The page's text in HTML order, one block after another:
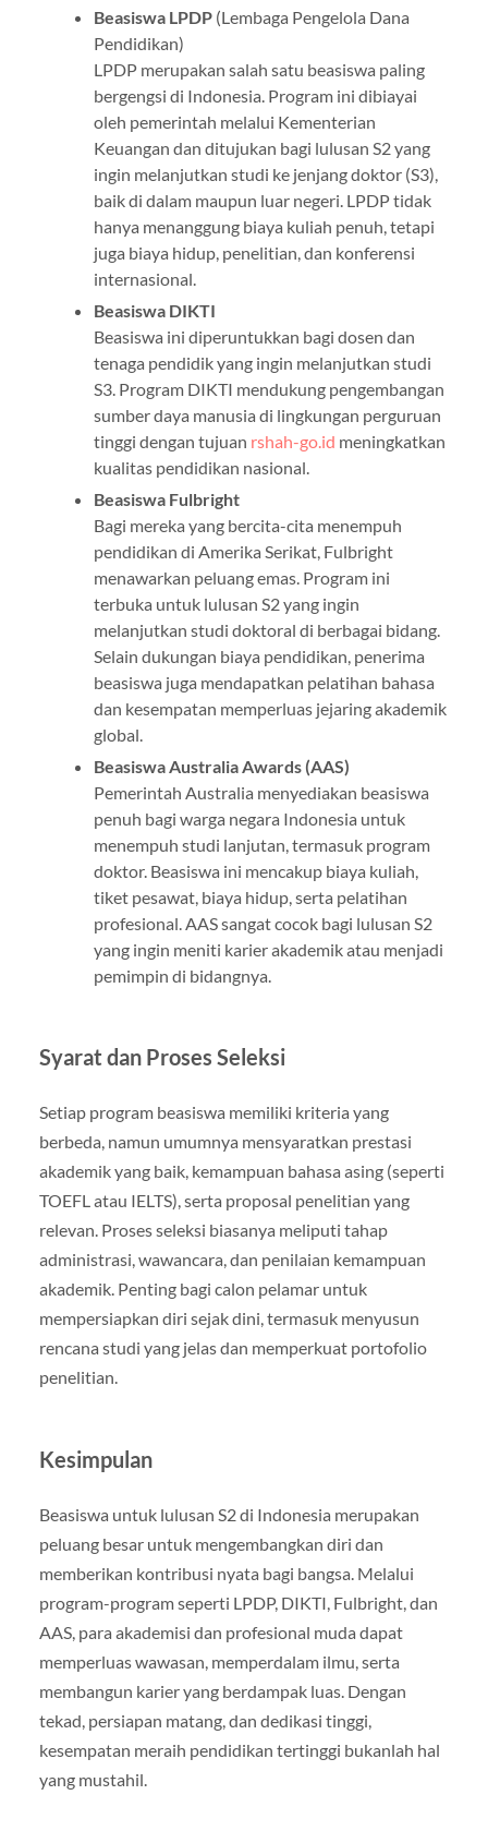
Beasiswa LPDP(Lembaga Pengelola Dana
Pendidikan)
LPDP merupakan salah satu beasiswa paling
bergengsi di Indonesia. Program ini dibiayai
oleh pemerintah melalui Kementerian
Keuangan dan ditujukan bagi lulusan S2 yang
ingin melanjutkan studi ke jenjang doktor (S3),
baik di dalam maupun luar negeri. LPDP tidak
hanya menanggung biaya kuliah penuh, tetapi
juga biaya hidup, penelitian, dan konferensi
internasional.
Beasiswa DIKTI
Beasiswa ini diperuntukkan bagi dosen dan
tenaga pendidik yang ingin melanjutkan studi
S3. Program DIKTI mendukung pengembangan
sumber daya manusia di lingkungan perguruan
tinggi dengan tujuan rshah-go.id meningkatkan
kualitas pendidikan nasional.
Beasiswa Fulbright
Bagi mereka yang bercita-cita menempuh
pendidikan di Amerika Serikat, Fulbright
menawarkan peluang emas. Program ini
terbuka untuk lulusan S2 yang ingin
melanjutkan studi doktoral di berbagai bidang.
Selain dukungan biaya pendidikan, penerima
beasiswa juga mendapatkan pelatihan bahasa
dan kesempatan memperluas jejaring akademik
global.
Beasiswa Australia Awards (AAS)
Pemerintah Australia menyediakan beasiswa
penuh bagi warga negara Indonesia untuk
menempuh studi lanjutan, termasuk program
doktor. Beasiswa ini mencakup biaya kuliah,
tiket pesawat, biaya hidup, serta pelatihan
profesional. AAS sangat cocok bagi lulusan S2
yang ingin meniti karier akademik atau menjadi
pemimpin di bidangnya.
Syarat dan Proses Seleksi
Setiap program beasiswa memiliki kriteria yang
berbeda, namun umumnya mensyaratkan prestasi
akademik yang baik, kemampuan bahasa asing (seperti
TOEFL atau IELTS), serta proposal penelitian yang
relevan. Proses seleksi biasanya meliputi tahap
administrasi, wawancara, dan penilaian kemampuan
akademik. Penting bagi calon pelamar untuk
mempersiapkan diri sejak dini, termasuk menyusun
rencana studi yang jelas dan memperkuat portofolio
penelitian.
Kesimpulan
Beasiswa untuk lulusan S2 di Indonesia merupakan
peluang besar untuk mengembangkan diri dan
memberikan kontribusi nyata bagi bangsa. Melalui
program-program seperti LPDP, DIKTI, Fulbright, dan
AAS, para akademisi dan profesional muda dapat
memperluas wawasan, memperdalam ilmu, serta
membangun karier yang berdampak luas. Dengan
tekad, persiapan matang, dan dedikasi tinggi,
kesempatan meraih pendidikan tertinggi bukanlah hal
yang mustahil.